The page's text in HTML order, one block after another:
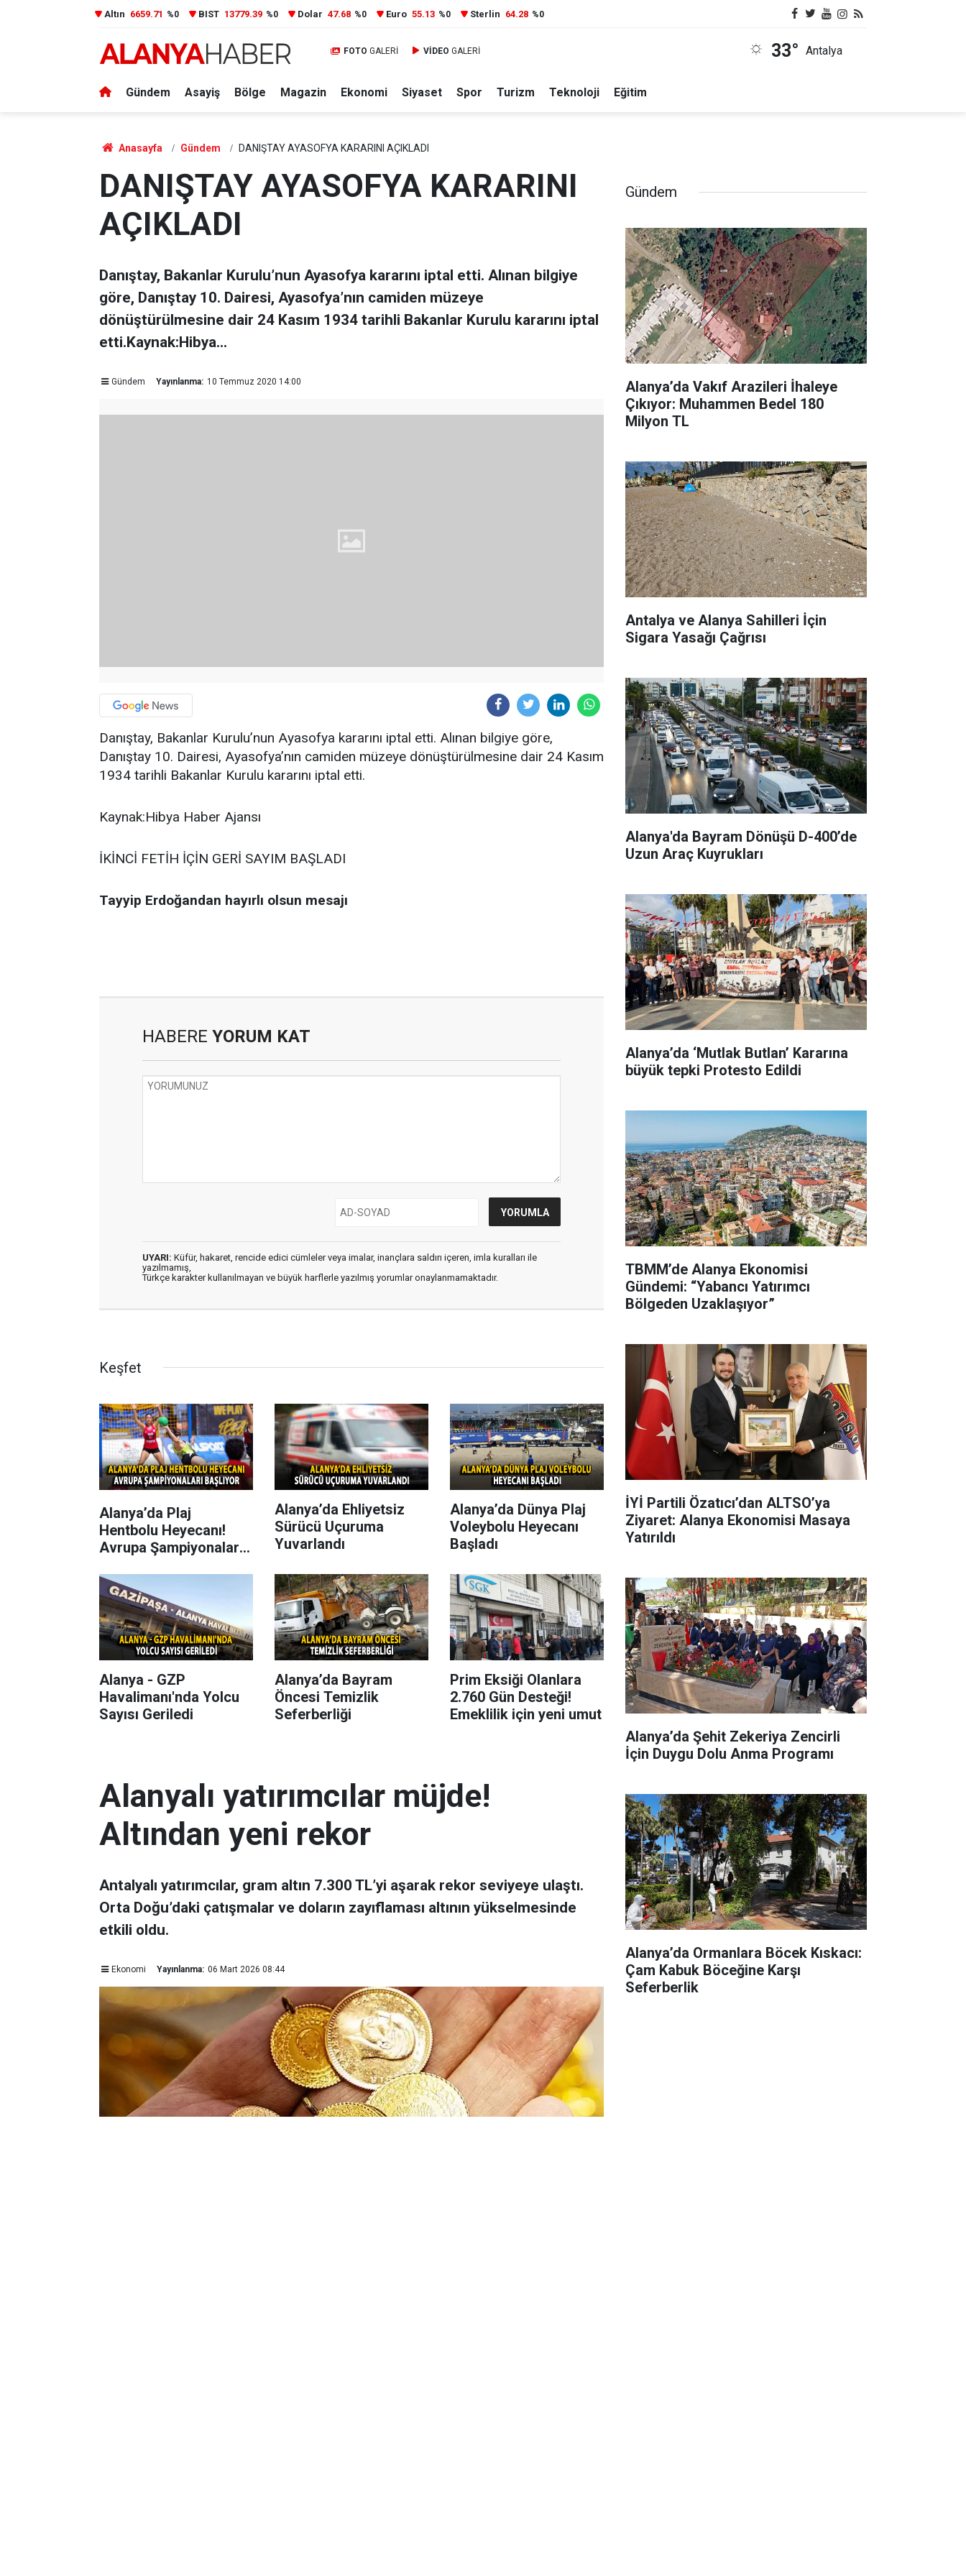
Altın 6659.71 %0 BIST 13779.39 %0 Dolar 47.68 %0 Euro 55.13 %0 Sterlin 64.28 %0
FOTO GALERİ VİDEO GALERİ 33° Antalya
Gündem Asayiş Bölge Magazin Ekonomi Siyaset Spor Turizm Teknoloji Eğitim
Anasayfa Gündem DANIŞTAY AYASOFYA KARARINI AÇIKLADI
DANIŞTAY AYASOFYA KARARINI
AÇIKLADI
Danıştay, Bakanlar Kurulu’nun Ayasofya kararını iptal etti. Alınan bilgiye
göre, Danıştay 10. Dairesi, Ayasofya’nın camiden müzeye
dönüştürülmesine dair 24 Kasım 1934 tarihli Bakanlar Kurulu kararını iptal
etti.Kaynak:Hibya...
Gündem Yayınlanma: 10 Temmuz 2020 14:00
Danıştay, Bakanlar Kurulu’nun Ayasofya kararını iptal etti. Alınan bilgiye göre,
Danıştay 10. Dairesi, Ayasofya’nın camiden müzeye dönüştürülmesine dair 24 Kasım
1934 tarihli Bakanlar Kurulu kararını iptal etti.
Kaynak:Hibya Haber Ajansı
İKİNCİ FETİH İÇİN GERİ SAYIM BAŞLADI
Tayyip Erdoğandan hayırlı olsun mesajı
HABERE YORUM KAT
UYARI: Küfür, hakaret, rencide edici cümleler veya imalar, inançlara saldırı içeren, imla kuralları ile
yazılmamış,
Türkçe karakter kullanılmayan ve büyük harflerle yazılmış yorumlar onaylanmamaktadır.
Keşfet
Alanya’da Plaj
Hentbolu Heyecanı!
Avrupa Şampiyonaları
Alanya’da Ehliyetsiz
Sürücü Uçuruma
Yuvarlandı
Alanya’da Dünya Plaj
Voleybolu Heyecanı
Başladı
Alanya - GZP
Havalimanı'nda Yolcu
Sayısı Geriledi
Alanya’da Bayram
Öncesi Temizlik
Seferberliği
Prim Eksiği Olanlara
2.760 Gün Desteği!
Emeklilik için yeni umut
Alanyalı yatırımcılar müjde!
Altından yeni rekor
Antalyalı yatırımcılar, gram altın 7.300 TL’yi aşarak rekor seviyeye ulaştı.
Orta Doğu’daki çatışmalar ve doların zayıflaması altının yükselmesinde
etkili oldu.
Ekonomi Yayınlanma: 06 Mart 2026 08:44
Gündem
Alanya’da Vakıf Arazileri İhaleye
Çıkıyor: Muhammen Bedel 180
Milyon TL
Antalya ve Alanya Sahilleri İçin
Sigara Yasağı Çağrısı
Alanya'da Bayram Dönüşü D-400’de
Uzun Araç Kuyrukları
Alanya’da ‘Mutlak Butlan’ Kararına
büyük tepki Protesto Edildi
TBMM’de Alanya Ekonomisi
Gündemi: “Yabancı Yatırımcı
Bölgeden Uzaklaşıyor”
İYİ Partili Özatıcı’dan ALTSO’ya
Ziyaret: Alanya Ekonomisi Masaya
Yatırıldı
Alanya’da Şehit Zekeriya Zencirli
İçin Duygu Dolu Anma Programı
Alanya’da Ormanlara Böcek Kıskacı:
Çam Kabuk Böceğine Karşı
Seferberlik